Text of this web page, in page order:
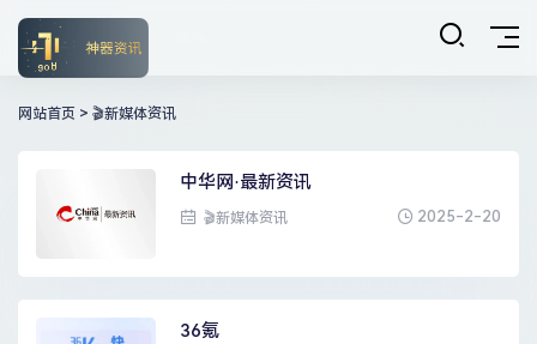
网站首页 > 🎬新媒体资讯
中华网·最新资讯
🎬新媒体资讯 2025-2-20
36氪